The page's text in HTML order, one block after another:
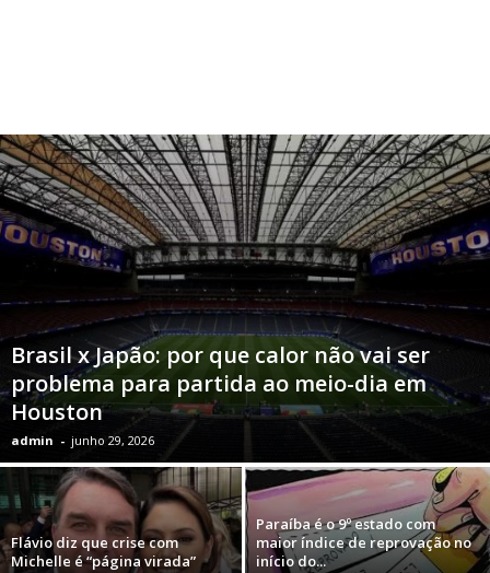
Brasil x Japão: por que calor não vai ser
problema para partida ao meio-dia em
Houston
admin - junho 29, 2026
Flávio diz que crise com
Michelle é “página virada”
Paraíba é o 9º estado com
maior índice de reprovação no
início do...